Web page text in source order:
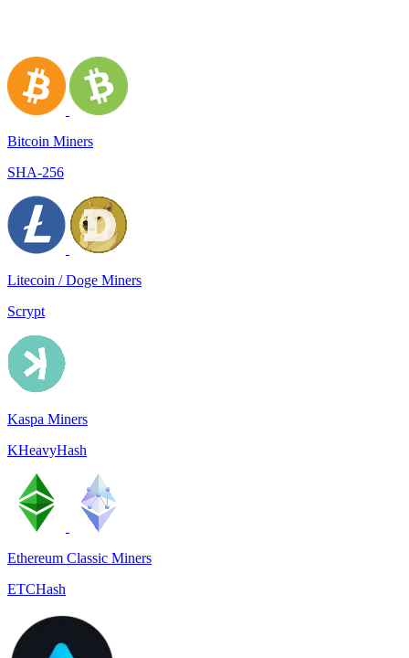
Bitcoin Miners
SHA-256
Litecoin / Doge Miners
Scrypt
Kaspa Miners
KHeavyHash
Ethereum Classic Miners
ETCHash